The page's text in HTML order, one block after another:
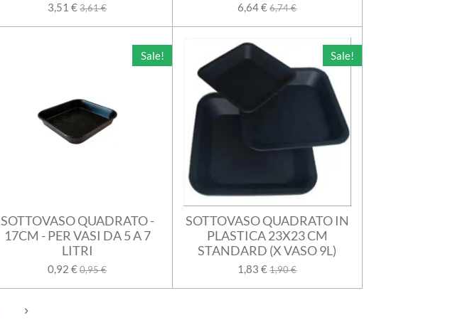
3,51 €3,61 € 6,64 € 6,74 €
Sale!
SOTTOVASO QUADRATO -
17CM - PER VASI DA 5 A 7
LITRI
0,92 €0,95 €
Sale!
SOTTOVASO QUADRATO IN
PLASTICA 23X23 CM
STANDARD (X VASO 9L)
1,83 € 1,90 €